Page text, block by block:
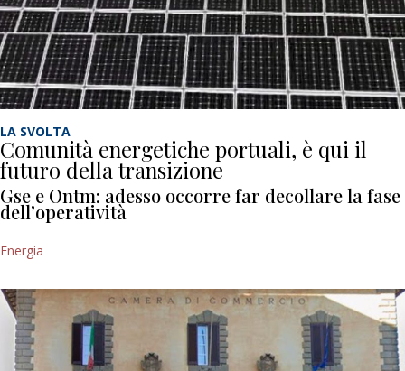
LA SVOLTA
Comunità energetiche portuali, è qui il
futuro della transizione
Gse e Ontm: adesso occorre far decollare la fase
dell’operatività
Energia